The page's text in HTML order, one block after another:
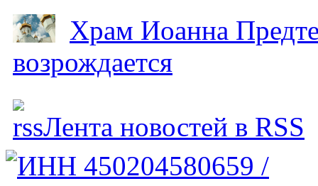
Храм Иоанна
возрождается
Лента новостей в RSS